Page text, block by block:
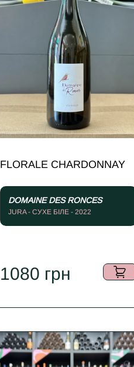
FLORALE CHARDONNAY
DOMAINE DES RONCES
JURA - СУХЕ БІЛЕ - 2022
1080 грн